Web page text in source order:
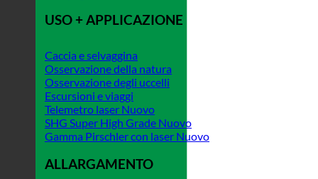
USO + APPLICAZIONE
Caccia e selvaggina
Osservazione della natura
Osservazione degli uccelli
Escursioni e viaggi
Telemetro laser
SHG Super High Grade
Gamma Pirschler con laser
ALLARGAMENTO